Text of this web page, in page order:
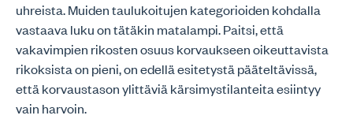
uhreista. Muiden taulukoitujen kategorioiden kohdalla
vastaava luku on tätäkin matalampi. Paitsi, että
vakavimpien rikosten osuus korvaukseen oikeuttavista
rikoksista on pieni, on edellä esitetystä pääteltävissä,
että korvaustason ylittäviä kärsimystilanteita esiintyy
vain harvoin.